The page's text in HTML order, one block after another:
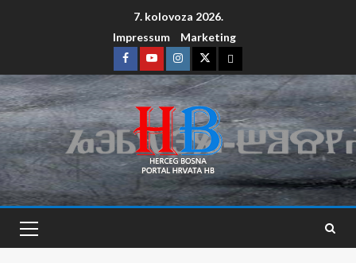
7. kolovoza 2026.
Impressum
Marketing